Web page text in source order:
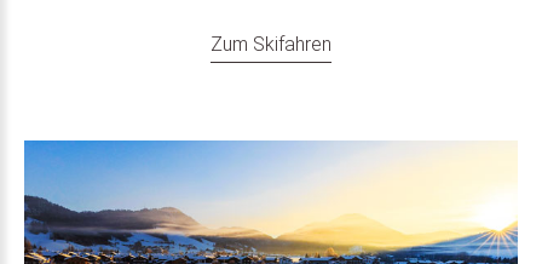
Zum Skifahren